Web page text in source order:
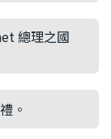
總理之國
。